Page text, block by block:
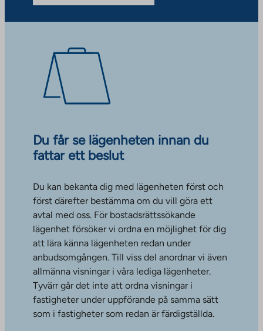
Du får se lägenheten innan du
fattar ett beslut
Du kan bekanta dig med lägenheten först och
först därefter bestämma om du vill göra ett
avtal med oss. För bostadsrättssökande
lägenhet försöker vi ordna en möjlighet för dig
att lära känna lägenheten redan under
anbudsomgången. Till viss del anordnar vi även
allmänna visningar i våra lediga lägenheter.
Tyvärr går det inte att ordna visningar i
fastigheter under uppförande på samma sätt
som i fastigheter som redan är färdigställda.